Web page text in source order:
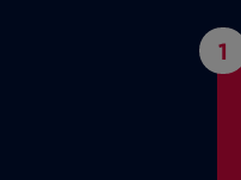
1